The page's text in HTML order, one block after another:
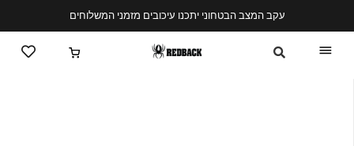
עקב המצב הבטחוני יתכנו עיכובים מזמני המשלוחים